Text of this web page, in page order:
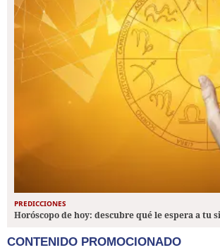
PREDICCIONES
Horóscopo de hoy: descubre qué le espera a tu
CONTENIDO PROMOCIONADO